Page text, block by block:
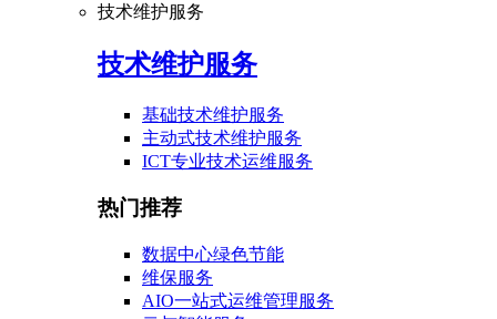
技术维护服务
技术维护服务
基础技术维护服务
主动式技术维护服务
ICT专业技术运维服务
热门推荐
数据中心绿色节能
维保服务
AIO一站式运维管理服务